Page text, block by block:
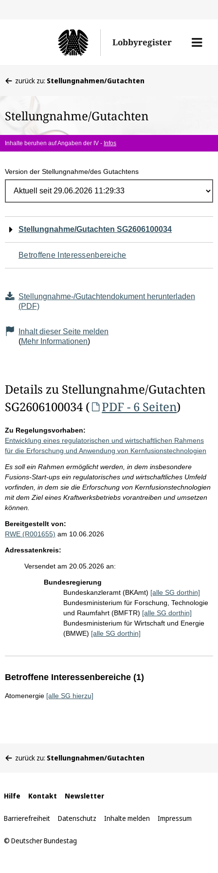
Lobbyregister
Menü
befinden
hier:
zurück zu: Stellungnahmen/Gutachten
Stellungnahme/Gutachten
Inhalte beruhen auf Angaben der IV - Infos
Version der Stellungnahme/des Gutachtens
Navigation
für
den
Seiteninhalt
Stellungnahme/Gutachten SG2606100034
Betroffene Interessenbereiche
Stellungnahme-/Gutachtendokument herunterladen
(PDF)
Inhalt dieser Seite melden
(Mehr Informationen)
Details zu Stellungnahme/Gutachten
SG2606100034 (
PDF - 6 Seiten)
Zu Regelungsvorhaben:
Entwicklung eines regulatorischen und wirtschaftlichen Rahmens
für die Erforschung und Anwendung von Kernfusionstechnologien
Es soll ein Rahmen ermöglicht werden, in dem insbesondere
Fusions-Start-ups ein regulatorisches und wirtschaftliches Umfeld
vorfinden, in dem sie die Erforschung von Kernfusionstechnologien
mit dem Ziel eines Kraftwerksbetriebs vorantreiben und umsetzen
können.
Bereitgestellt von:
RWE (R001655) am 10.06.2026
Adressatenkreis:
Versendet am 20.05.2026 an:
Bundesregierung
Bundeskanzleramt (BKAmt) [alle SG dorthin]
Bundesministerium für Forschung, Technologie
und Raumfahrt (BMFTR) [alle SG dorthin]
Bundesministerium für Wirtschaft und Energie
(BMWE) [alle SG dorthin]
Betroffene Interessenbereiche (1)
Atomenergie [alle SG hierzu]
befinden
zurück zu: Stellungnahmen/Gutachten
Interne
Links
Hilfe Kontakt Newsletter
Barrierefreiheit Datenschutz Inhalte melden Impressum
© Deutscher Bundestag